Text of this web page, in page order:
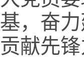
基，奋
贡献先锋